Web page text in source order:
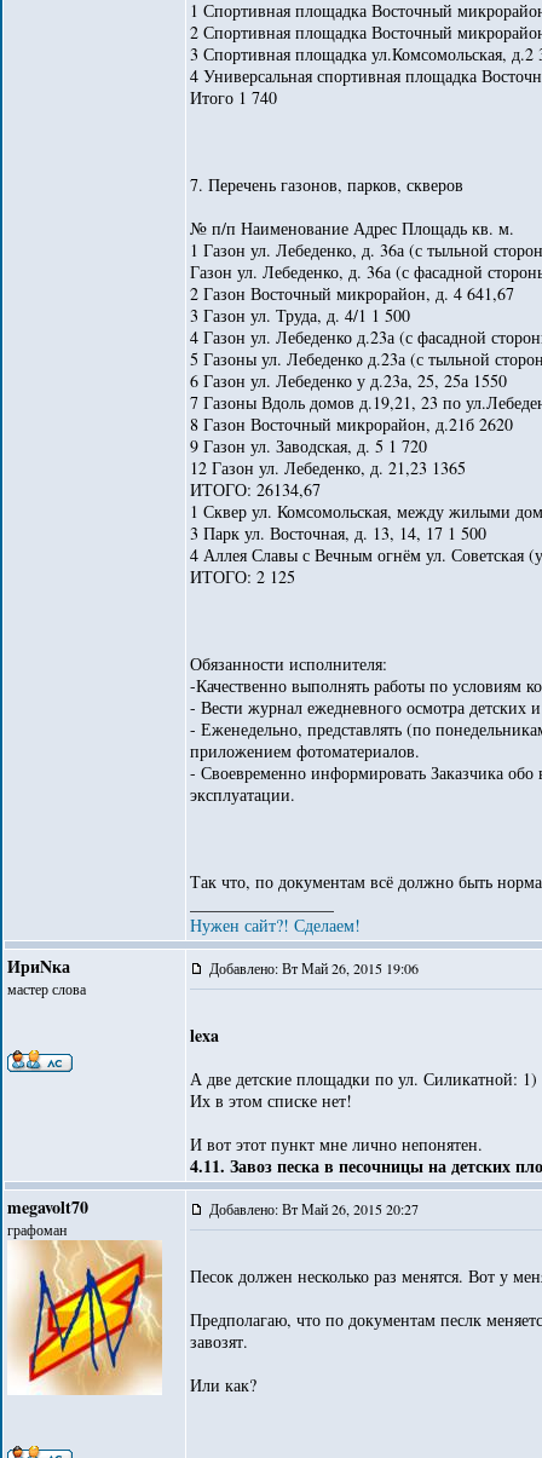
1 Спортивная площадка Восточный
2 Спортивная площадка Восточный
3 Спортивная площадка ул.Комсомольская, д.2
4 Универсальная спортивная площадка
Итого 1 740
7. Перечень газонов, парков, скверов
№ п/п Наименование Адрес Площадь кв. м.
1 Газон ул. Лебеденко, д. 36а (с тыльной
Газон ул. Лебеденко, д. 36а (с фасадной
2 Газон Восточный микрорайон, д. 4 641,67
3 Газон ул. Труда, д. 4/1 1 500
4 Газон ул. Лебеденко д.23а (с фасадной
5 Газоны ул. Лебеденко д.23а (с тыльной
6 Газон ул. Лебеденко у д.23а, 25, 25а 1550
7 Газоны Вдоль домов д.19,21, 23 по
8 Газон Восточный микрорайон, д.21б 2620
9 Газон ул. Заводская, д. 5 1 720
12 Газон ул. Лебеденко, д. 21,23 1365
ИТОГО: 26134,67
1 Сквер ул. Комсомольская, между жилыми
3 Парк ул. Восточная, д. 13, 14, 17 1 500
4 Аллея Славы с Вечным огнём ул. Советская
ИТОГО: 2 125
Обязанности исполнителя:
-Качественно выполнять работы по условиям
- Вести журнал ежедневного осмотра детских
- Еженедельно, представлять (по
приложением фотоматериалов.
- Своевременно информировать Заказчика
эксплуатации.
Так что, по документам всё должно быть
Нужен сайт?! Сделаем!
ИриNка
мастер слова
Добавлено: Вт Май 26, 2015 19:06
lexa
А две детские площадки по ул. Силикатной:
Их в этом списке нет!
И вот этот пункт мне лично непонятен.
4.11. Завоз песка в песочницы на детских
megavolt70
графоман
Добавлено: Вт Май 26, 2015 20:27
Песок должен несколько раз менятся. Вот у
Предполагаю, что по документам песлк
завозят.
Или как?